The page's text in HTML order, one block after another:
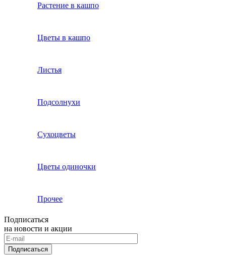
Растение в кашпо
Цветы в кашпо
Листья
Подсолнухи
Сухоцветы
Цветы одиночки
Прочее
Подписаться
на новости и акции
Подписаться